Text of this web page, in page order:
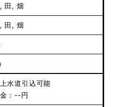
田, 畑
田, 畑
水道引込可能
：--円